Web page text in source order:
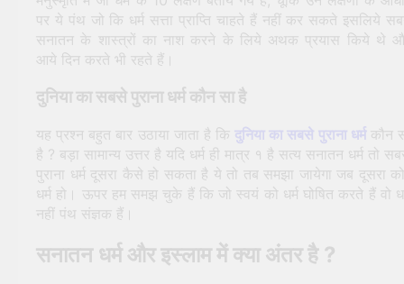
पर ये पंथ जो कि धर्म सत्ता प्राप्ति चाहते हैं नहीं कर सकते इसलिये
सनातन के शास्त्रों का नाश करने के लिये अथक प्रयास किये थे
आये दिन करते भी रहते हैं।
दुनिया का सबसे पुराना धर्म कौन सा है
यह प्रश्न बहुत बार उठाया जाता है किदुनिया का सबसे पुराना धर्मकौन
है ? बड़ा सामान्य उत्तर है यदि धर्म ही मात्र १ है सत्य सनातन धर्म तो
पुराना धर्म दूसरा कैसे हो सकता है ये तो तब समझा जायेगा जब दूसरा
धर्म हो। ऊपर हम समझ चुके हैं कि जो स्वयं को धर्म घोषित करते हैं वो
नहीं पंथ संज्ञक हैं।
सनातन धर्म और इस्लाम में क्या अंतर है ?